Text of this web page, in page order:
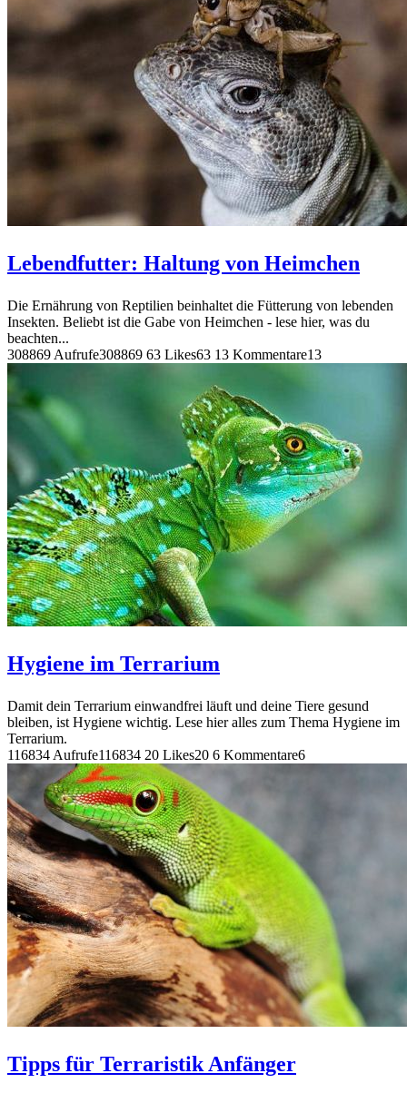
Lebendfutter: Haltung von Heimchen
Die Ernährung von Reptilien beinhaltet die Fütterung von lebenden
Insekten. Beliebt ist die Gabe von Heimchen - lese hier, was du
beachten...
308869 Aufrufe308869 63 Likes63 13 Kommentare13
Hygiene im Terrarium
Damit dein Terrarium einwandfrei läuft und deine Tiere gesund
bleiben, ist Hygiene wichtig. Lese hier alles zum Thema Hygiene im
Terrarium.
116834 Aufrufe116834 20 Likes20 6 Kommentare6
Tipps für Terraristik Anfänger